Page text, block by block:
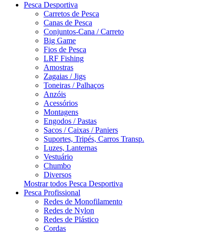
Pesca Desportiva
Carretos de Pesca
Canas de Pesca
Conjuntos-Cana / Carreto
Big Game
Fios de Pesca
LRF Fishing
Amostras
Zagaias / Jigs
Toneiras / Palhaços
Anzóis
Acessórios
Montagens
Engodos / Pastas
Sacos / Caixas / Paniers
Suportes, Tripés, Carros Transp.
Luzes, Lanternas
Vestuário
Chumbo
Diversos
Mostrar todos Pesca Desportiva
Pesca Profissional
Redes de Monofilamento
Redes de Nylon
Redes de Plástico
Cordas